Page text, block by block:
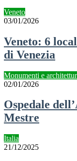
Veneto
03/01/2026
Veneto: 6
di Venezia
Monumenti e
02/01/2026
Ospedale
Mestre
Italia
21/12/2025